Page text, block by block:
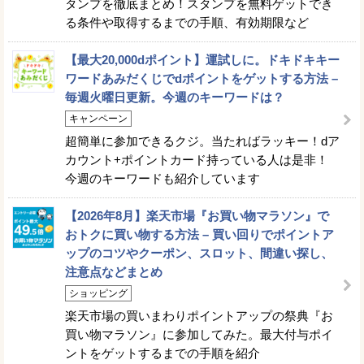
タンプを徹底まとめ！スタンプを無料ゲットでき
る条件や取得するまでの手順、有効期限など
【最大20,000dポイント】運試しに。ドキドキキー
ワードあみだくじでdポイントをゲットする方法 –
毎週火曜日更新。今週のキーワードは？
キャンペーン
超簡単に参加できるクジ。当たればラッキー！dア
カウント+ポイントカード持っている人は是非！
今週のキーワードも紹介しています
【2026年8月】楽天市場『お買い物マラソン』で
おトクに買い物する方法 – 買い回りでポイントア
ップのコツやクーポン、スロット、間違い探し、
注意点などまとめ
ショッピング
楽天市場の買いまわりポイントアップの祭典『お
買い物マラソン』に参加してみた。最大付与ポイ
ントをゲットするまでの手順を紹介